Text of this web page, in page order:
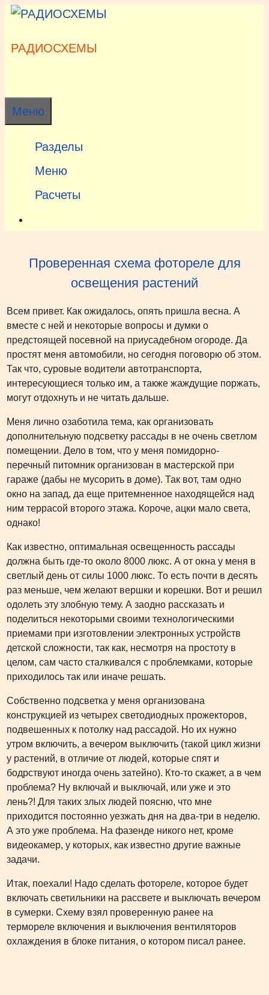
Перейти
РАДИОСХЕМЫ
Меню
Разделы
Меню
Расчеты
Проверенная схема фотореле для
освещения растений
Всем привет. Как ожидалось, опять пришла весна. А
вместе с ней и некоторые вопросы и думки о
предстоящей посевной на приусадебном огороде. Да
простят меня автомобили, но сегодня поговорю об этом.
Так что, суровые водители автотранспорта,
интересующиеся только им, а также жаждущие поржать,
могут отдохнуть и не читать дальше.
Меня лично озаботила тема, как организовать
дополнительную подсветку рассады в не очень светлом
помещении. Дело в том, что у меня помидорно-
перечный питомник организован в мастерской при
гараже (дабы не мусорить в доме). Так вот, там одно
окно на запад, да еще притемненное находящейся над
ним террасой второго этажа. Короче, ацки мало света,
однако!
Как известно, оптимальная освещенность рассады
должна быть где-то около 8000 люкс. А от окна у меня в
светлый день от силы 1000 люкс. То есть почти в десять
раз меньше, чем желают вершки и корешки. Вот и решил
одолеть эту злобную тему. А заодно рассказать и
поделиться некоторыми своими технологическими
приемами при изготовлении электронных устройств
детской сложности, так как, несмотря на простоту в
целом, сам часто сталкивался с проблемками, которые
приходилось так или иначе решать.
Собственно подсветка у меня организована
конструкцией из четырех светодиодных прожекторов,
подвешенных к потолку над рассадой. Но их нужно
утром включить, а вечером выключить (такой цикл жизни
у растений, в отличие от людей, которые спят и
бодрствуют иногда очень затейно). Кто-то скажет, а в чем
проблема? Ну включай и выключай, или уже и это
лень?! Для таких злых людей поясню, что мне
приходится постоянно уезжать дня на два-три в неделю.
А это уже проблема. На фазенде никого нет, кроме
видеокамер, у которых, как известно другие важные
задачи.
Итак, поехали! Надо сделать фотореле, которое будет
включать светильники на рассвете и выключать вечером
в сумерки. Схему взял проверенную ранее на
термореле включения и выключения вентиляторов
охлаждения в блоке питания, о котором писал ранее.